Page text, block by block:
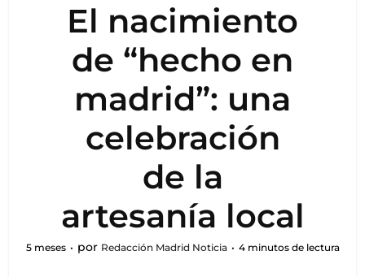
El nacimiento
de “hecho en
madrid”: una
celebración
de la
artesanía local
5 meses por Redacción Madrid Noticia 4 minutos de lectura